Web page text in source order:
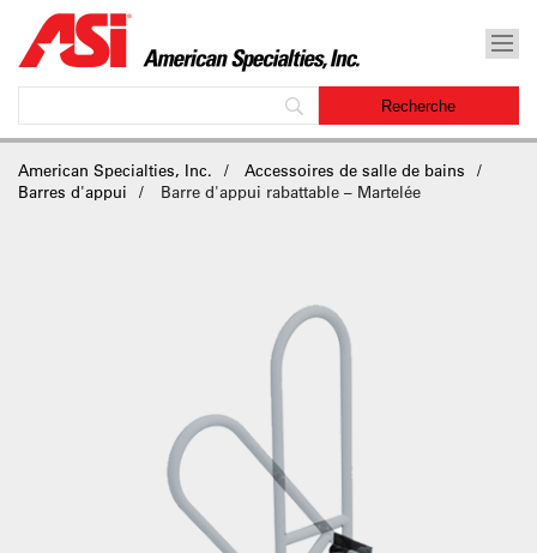
American Specialties, Inc.
Accessoires de salle de bains
Barres d'appui
Barre d'appui rabattable – Martelée